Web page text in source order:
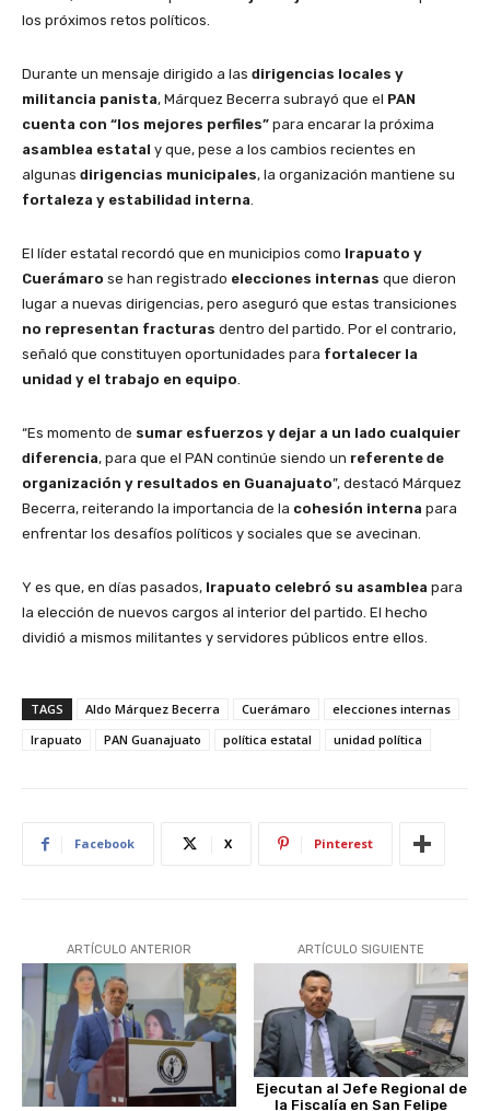
los próximos retos políticos.
Durante un mensaje dirigido a las dirigencias locales y
militancia panista, Márquez Becerra subrayó que el PAN
cuenta con “los mejores perfiles” para encarar la próxima
asamblea estatal y que, pese a los cambios recientes en
algunas dirigencias municipales, la organización mantiene su
fortaleza y estabilidad interna.
El líder estatal recordó que en municipios como Irapuato y
Cuerámaro se han registrado elecciones internas que dieron
lugar a nuevas dirigencias, pero aseguró que estas transiciones
no representan fracturas dentro del partido. Por el contrario,
señaló que constituyen oportunidades para fortalecer la
unidad y el trabajo en equipo.
“Es momento de sumar esfuerzos y dejar a un lado cualquier
diferencia, para que el PAN continúe siendo un referente de
organización y resultados en Guanajuato”, destacó Márquez
Becerra, reiterando la importancia de la cohesión interna para
enfrentar los desafíos políticos y sociales que se avecinan.
Y es que, en días pasados, Irapuato celebró su asamblea para
la elección de nuevos cargos al interior del partido. El hecho
dividió a mismos militantes y servidores públicos entre ellos.
TAGS Aldo Márquez Becerra Cuerámaro
elecciones internas
Irapuato
PAN Guanajuato política estatal unidad política
Facebook X Pinterest
ARTÍCULO ANTERIOR ARTÍCULO SIGUIENTE
Ejecutan al Jefe Regional de
la Fiscalía en San Felipe